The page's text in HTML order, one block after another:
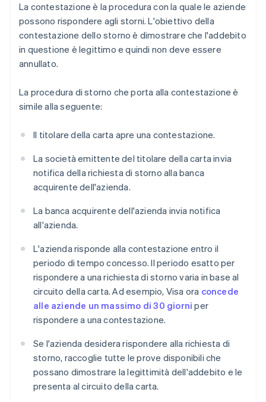
La contestazione è la procedura con la quale le aziende
possono rispondere agli storni. L'obiettivo della
contestazione dello storno è dimostrare che l'addebito
in questione è legittimo e quindi non deve essere
annullato.
La procedura di storno che porta alla contestazione è
simile alla seguente:
Il titolare della carta apre una contestazione.
La società emittente del titolare della carta invia
notifica della richiesta di storno alla banca
acquirente dell'azienda.
La banca acquirente dell'azienda invia notifica
all'azienda.
L'azienda risponde alla contestazione entro il
periodo di tempo concesso. Il periodo esatto per
rispondere a una richiesta di storno varia in base al
circuito della carta. Ad esempio, Visa ora concede
alle aziende un massimo di 30 giorni per
rispondere a una contestazione.
Se l'azienda desidera rispondere alla richiesta di
storno, raccoglie tutte le prove disponibili che
possano dimostrare la legittimità dell'addebito e le
presenta al circuito della carta.